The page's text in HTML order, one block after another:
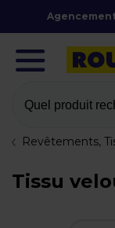
Quel produit
Revêtements,
Tissu